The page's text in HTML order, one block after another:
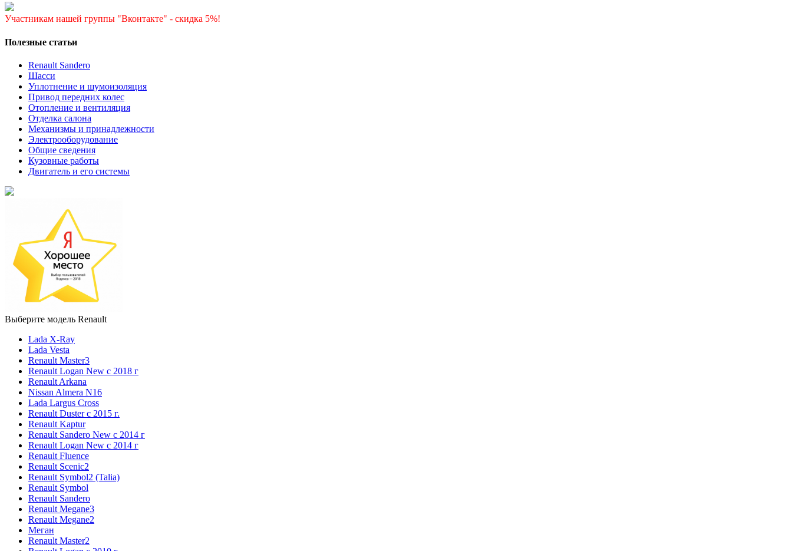
Участникам нашей группы "Вконтакте" - скидка 5%!
Полезные статьи
Renault Sandero
Шасси
Уплотнение и шумоизоляция
Привод передних колес
Отопление и вентиляция
Отделка салона
Механизмы и принадлежности
Электрооборудование
Общие сведения
Кузовные работы
Двигатель и его системы
Выберите модель Renault
Lada X-Ray
Lada Vesta
Renault Master3
Renault Logan New с 2018 г
Renault Arkana
Nissan Almera N16
Lada Largus Cross
Renault Duster с 2015 г.
Renault Kaptur
Renault Sandero New с 2014 г
Renault Logan New с 2014 г
Renault Fluence
Renault Scenic2
Renault Symbol2 (Talia)
Renault Symbol
Renault Sandero
Renault Megane3
Renault Megane2
Меган
Renault Master2